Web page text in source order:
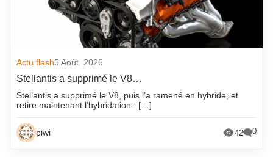
Actu flash5 Août. 2026
Stellantis a supprimé le V8…
Stellantis a supprimé le V8, puis l’a ramené en hybride, et
retire maintenant l’hybridation : […]
piwi 42 0